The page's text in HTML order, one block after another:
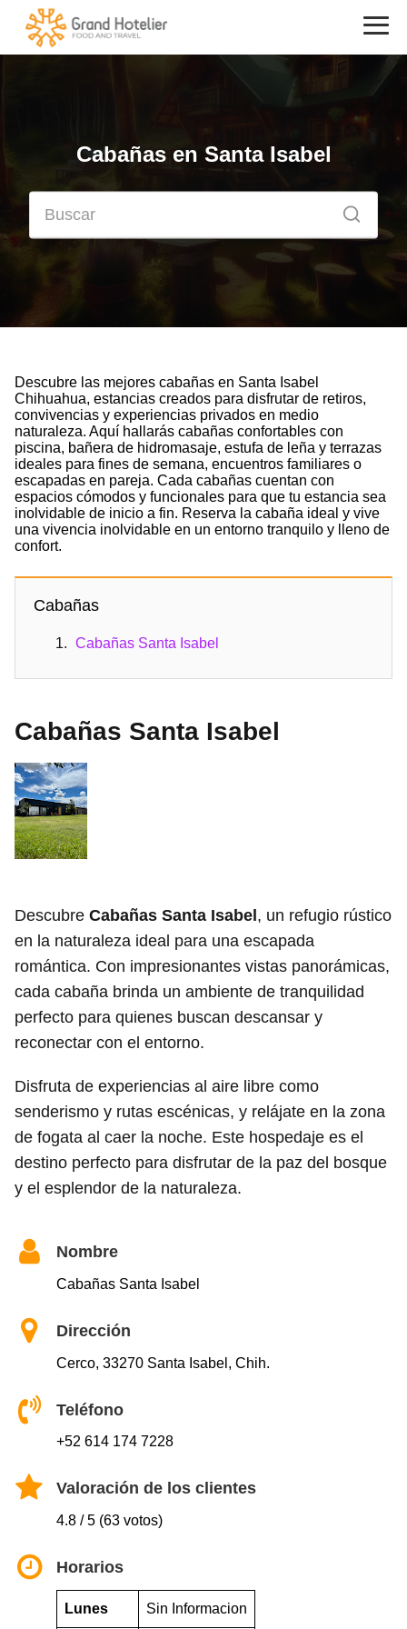
Cabañas en Santa Isabel
Descubre las mejores cabañas en Santa Isabel
Chihuahua, estancias creados para disfrutar de retiros,
convivencias y experiencias privados en medio
naturaleza. Aquí hallarás cabañas confortables con
piscina, bañera de hidromasaje, estufa de leña y terrazas
ideales para fines de semana, encuentros familiares o
escapadas en pareja. Cada cabañas cuentan con
espacios cómodos y funcionales para que tu estancia sea
inolvidable de inicio a fin. Reserva la cabaña ideal y vive
una vivencia inolvidable en un entorno tranquilo y lleno de
confort.
Cabañas
Cabañas Santa Isabel
Cabañas Santa Isabel
Descubre Cabañas Santa Isabel , un refugio rústico
en la naturaleza ideal para una escapada
romántica. Con impresionantes vistas panorámicas,
cada cabaña brinda un ambiente de tranquilidad
perfecto para quienes buscan descansar y
reconectar con el entorno.
Disfruta de experiencias al aire libre como
senderismo y rutas escénicas, y relájate en la zona
de fogata al caer la noche. Este hospedaje es el
destino perfecto para disfrutar de la paz del bosque
y el esplendor de la naturaleza.
Nombre
Cabañas Santa Isabel
Dirección
Cerco, 33270 Santa Isabel, Chih.
Teléfono
+52 614 174 7228
Valoración de los clientes
4.8 / 5 (63 votos)
Horarios
Lunes Sin Informacion